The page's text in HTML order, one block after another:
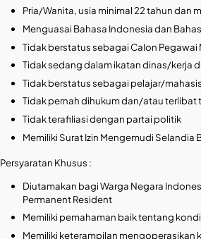
Pria/Wanita, usia minimal 22 tahun dan
Menguasai Bahasa Indonesia dan
Tidak berstatus sebagai Calon Pegawai
Tidak sedang dalam ikatan dinas/kerja
Tidak berstatus sebagai pelajar/
Tidak pernah dihukum dan/atau terlibat
Tidak terafiliasi dengan partai politik
Memiliki Surat Izin Mengemudi
Persyaratan Khusus :
Diutamakan bagi Warga Negara
Permanent Resident
Memiliki pemahaman baik tentang
Memiliki keterampilan